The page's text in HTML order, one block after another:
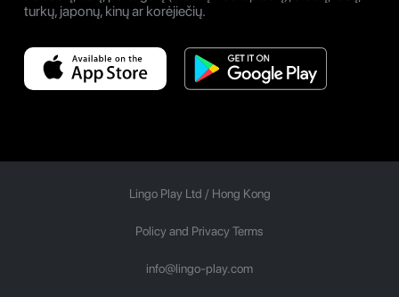
turkų, japonų, kinų ar korėjiečių.
Lingo Play Ltd / Hong Kong
Policy and Privacy Terms
info@lingo-play.com